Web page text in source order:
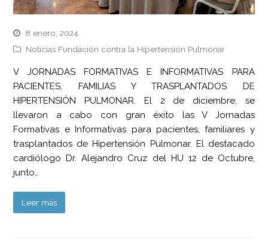
8 enero, 2024
Noticias Fundación contra la Hipertensión Pulmonar
V JORNADAS FORMATIVAS E INFORMATIVAS PARA
PACIENTES, FAMILIAS Y TRASPLANTADOS DE
HIPERTENSIÓN PULMONAR. El 2 de diciembre, se
llevaron a cabo con gran éxito las V Jornadas
Formativas e Informativas para pacientes, familiares y
trasplantados de Hipertensión Pulmonar. El destacado
cardiólogo Dr. Alejandro Cruz del HU 12 de Octubre,
junto…
Leer más